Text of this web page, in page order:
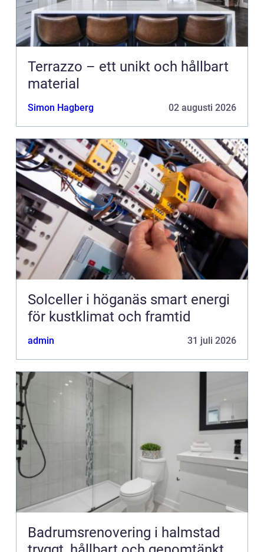
Terrazzo – ett unikt och hållbart
material
Simon Hagberg 02 augusti 2026
Solceller i höganäs smart energi
för kustklimat och framtid
admin 31 juli 2026
Badrumsrenovering i halmstad